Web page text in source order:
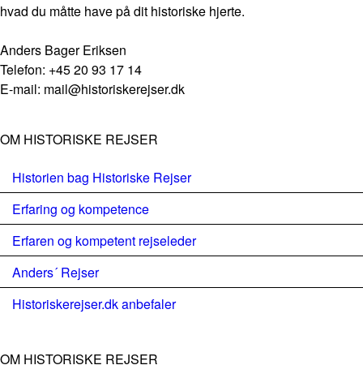
hvad du måtte have på dit historiske hjerte.
Anders Bager Eriksen
Telefon: +45 20 93 17 14
E-mail: mail@historiskerejser.dk
OM HISTORISKE REJSER
Historien bag Historiske Rejser
Erfaring og kompetence
Erfaren og kompetent rejseleder
Anders´ Rejser
Historiskerejser.dk anbefaler
OM HISTORISKE REJSER